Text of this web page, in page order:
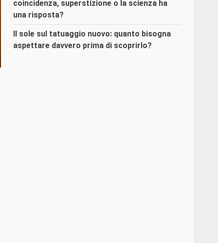
coincidenza, superstizione o la scienza ha
una risposta?
Il sole sul tatuaggio nuovo: quanto bisogna
aspettare davvero prima di scoprirlo?